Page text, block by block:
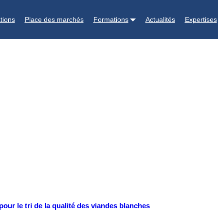
Place des marchés Formations Actualités Expertises
le tri de la qualité des viandes blanches